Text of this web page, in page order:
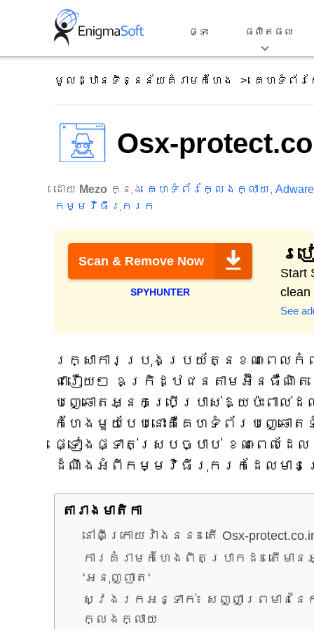
ផ្ទះ ផលិតផល
មូលដ្ឋានទិន្នន័យគំរាមកំហែង គេហទំព័រ
Osx-
ដោយ Mezo ក្នុង គេហទំព័រក្លែងក្លាយ, Adware
កម្មវិធីរុករក
Scan & Remove Now
SPYHUNTER
រ
Start
clean
See
រក្សាការប្រុងប្រយ័ត្នខណៈពេល
ជារឿយៗ ឧក្រិដ្ឋជនតាមអ៊ីនធឺណិត
បញ្ឆោតអ្នកប្រើប្រាស់ឱ្យប៉ះពា
កំហែងមួយបែបនោះគឺគេហទំព័របញ្ឆោតទ
ផ្ទៀងផ្ទាត់ស្របច្បាប់ ខណៈពេលដ
ដំណឹងអំពីកម្មវិធីរុករកដែលមានគ្
តារាង​មាតិកា
នៅពីក្រោយវាំងនន៖ តើ Osx-
ការគំរាមកំហែងពិតប្រាកដ៖ តើម
'អនុញ្ញាត'
ស្វែងរកអន្ទាក់៖ សញ្ញាព្រមាននៃក
ក្លែងក្លាយ